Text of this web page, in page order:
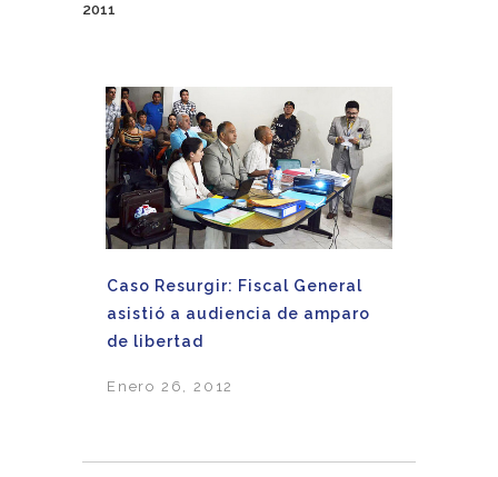
2011
Caso Resurgir: Fiscal General
asistió a audiencia de amparo
de libertad
Enero 26, 2012